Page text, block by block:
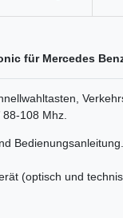
für Mercedes
108 Mhz.
Bedienungsanleitung.
(optisch und